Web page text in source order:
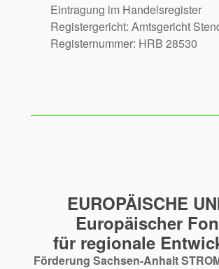
Eintragung im Handelsregister
Registergericht: Amtsgericht
Registernummer: HRB 28530
EUROPÄISCHE
Europäischer
für regionale
Förderung Sachsen-Anhalt